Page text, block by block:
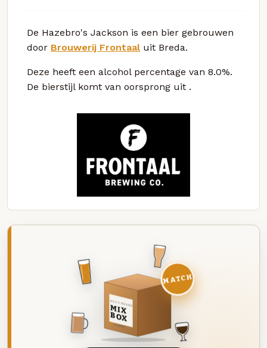
De Hazebro's Jackson is een bier gebrouwen
door Brouwerij Frontaal uit Breda.
Deze heeft een alcohol percentage van 8.0%.
De bierstijl komt van oorsprong uit .
DEZE MAAND
MIX
BOX
8 BIEREN
MATCH